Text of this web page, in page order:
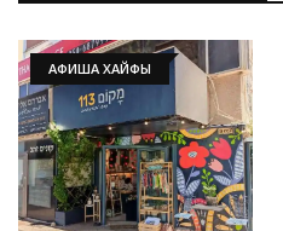
АФИША ХАЙФЫ